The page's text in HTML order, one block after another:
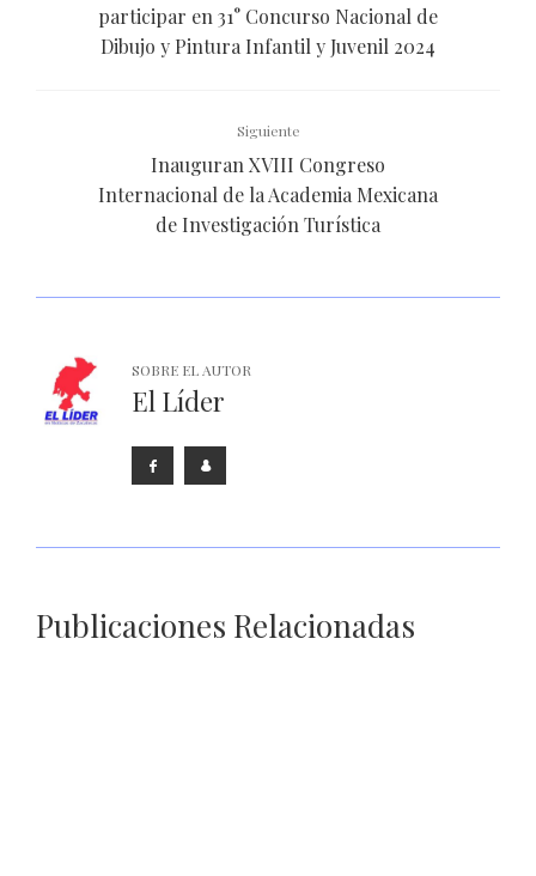
participar en 31° Concurso Nacional de
Dibujo y Pintura Infantil y Juvenil 2024
Siguiente
Inauguran XVIII Congreso
Internacional de la Academia Mexicana
de Investigación Turística
SOBRE EL AUTOR
El Líder
Publicaciones Relacionadas